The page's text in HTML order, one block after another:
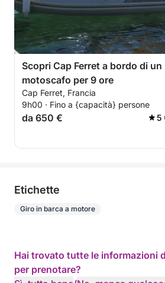
Scopri Cap Ferret a bordo di un
motoscafo per 9 ore
Cap Ferret, Francia
9h00 · Fino a {capacità} persone
da 650 € 5
Etichette
Giro in barca a motore
Hai trovato tutte le informazioni
per prenotare?